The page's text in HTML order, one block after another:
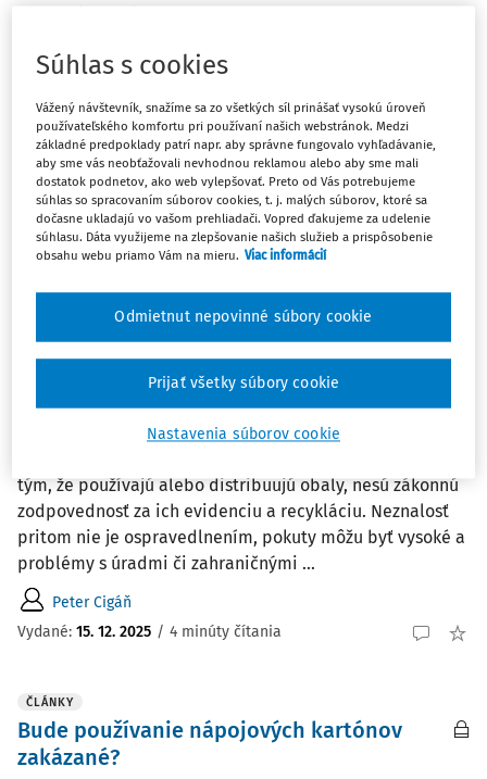
Nariadenie Európskeho parlamentu a Rady (EÚ) 2025/40
z 19. decembra 2024 o obaloch a odpade z obalov, o
zmene nariadenia (EÚ) 2019/1020 a smernice (EÚ)
2019/904 a o zrušení smernice 94/62/ES (ďalej len
„nariadenie o obaloch“) sa začne uplatňovať od augusta
Mgr. Mária Trošanová PhD.
ČLÁNKY
Zákonné povinnosti podnikateľov v
oblasti obalov a odpadov na Slovensku a v
tým, že používajú alebo distribuujú obaly, nesú zákonnú
zodpovednosť za ich evidenciu a recykláciu. Neznalosť
pritom nie je ospravedlnením, pokuty môžu byť vysoké a
problémy s úradmi či zahraničnými ...
Peter Cigáň
Vydané: 15. 12. 2025 / 4 minúty čítania
ČLÁNKY
Bude používanie nápojových kartónov
zakázané?
Súhlas s cookies
Vážený návštevník, snažíme sa zo všetkých síl prinášať vysokú úroveň
používateľského komfortu pri používaní našich webstránok. Medzi
základné predpoklady patrí napr. aby správne fungovalo vyhľadávanie,
aby sme vás neobťažovali nevhodnou reklamou alebo aby sme mali
dostatok podnetov, ako web vylepšovať. Preto od Vás potrebujeme
súhlas so spracovaním súborov cookies, t. j. malých súborov, ktoré sa
dočasne ukladajú vo vašom prehliadači. Vopred ďakujeme za udelenie
súhlasu. Dáta využijeme na zlepšovanie našich služieb a prispôsobenie
obsahu webu priamo Vám na mieru. Viac informácií
Nastavenia súborov cookie
Odmietnut nepovinné súbory cookie
Prijať všetky súbory cookie